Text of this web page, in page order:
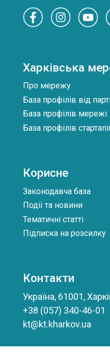
Харківська
Про мережу
База профілів від
База профілів мережі
База профілів
Корисне
Законодавча база
Події та новини
Тематичні статті
Підписка на розсилку
Контакти
Україна, 61001,
+38 (057) 340-46-01
kt@kt.kharkov.ua